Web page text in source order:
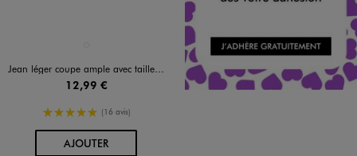
Jean léger coupe ample avec taille ajustable bébé fille
12,99 €
5/5 de moyenne
(16 avis)
AJOUTERAU PANIER